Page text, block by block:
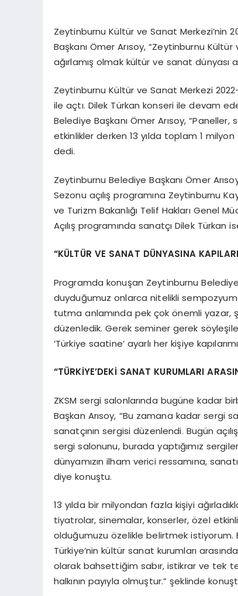
Zeytinburnu Kültür ve Sanat Merkezi’nin
Başkanı Ömer Arısoy, “Zeytinburnu
ağırlamış olmak kültür ve sanat dünyası
Zeytinburnu Kültür ve Sanat Merkezi
ile açtı. Dilek Türkan konseri ile devam
Belediye Başkanı Ömer Arısoy,
etkinlikler derken 13 yılda toplam 1
dedi.
Zeytinburnu Belediye Başkanı Ömer
Sezonu açılış programına Zeytinburnu
ve Turizm Bakanlığı Telif Hakları Genel
Açılış programında sanatçı Dilek Türkan
“KÜLTÜR VE SANAT DÜNYASINA
Programda konuşan Zeytinburnu Belediye
duyduğumuz onlarca nitelikli
tutma anlamında pek çok önemli yazar,
düzenledik. Gerek seminer gerek
‘Türkiye saatine’ ayarlı her kişiye
“TÜRKİYE’DEKİ SANAT KURUMLARI
ZKSM sergi salonlarında bugüne kadar
Başkan Arısoy, “Bu zamana kadar sergi
sanatçının sergisi düzenlendi. Bugün
sergi salonunu, burada yaptığımız
dünyamızın ilham verici ressamına,
diye konuştu.
13 yılda bir milyondan fazla kişiyi
tiyatrolar, sinemalar, konserler, özel
olduğumuzu özelikle belirtmek istiyorum.
Türkiye’nin kültür sanat kurumları
olarak bahsettiğim sabır, istikrar ve tek
halkının payıyla olmuştur.” şeklinde